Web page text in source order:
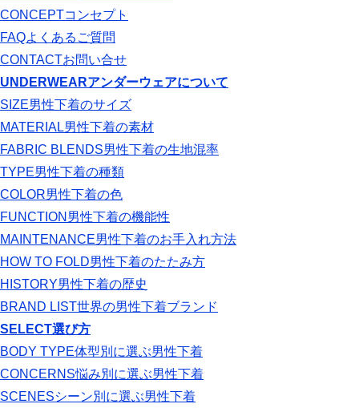
CONCEPTコンセプト
FAQよくあるご質問
CONTACTお問い合せ
UNDERWEARアンダーウェアについて
SIZE男性下着のサイズ
MATERIAL男性下着の素材
FABRIC BLENDS男性下着の生地混率
TYPE男性下着の種類
COLOR男性下着の色
FUNCTION 男性下着の機能性
MAINTENANCE男性下着のお手入れ方法
HOW TO FOLD男性下着のたたみ方
HISTORY男性下着の歴史
BRAND LIST世界の男性下着ブランド
SELECT選び方
BODY TYPE体型別に選ぶ男性下着
CONCERNS悩み別に選ぶ男性下着
SCENESシーン別に選ぶ男性下着